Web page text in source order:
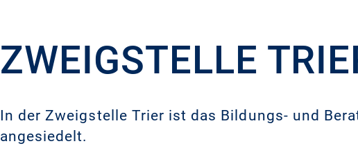
ZWEIGSTELLE
In der Zweigstelle Trier ist das Bildungs- und
angesiedelt.